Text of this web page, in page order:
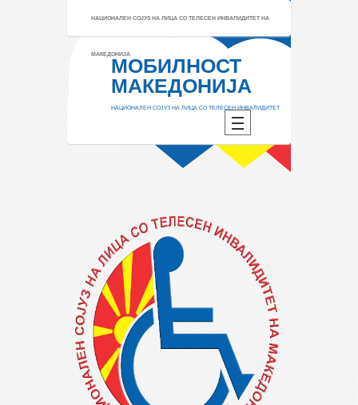
НАЦИОНАЛЕН СОЈУЗ НА ЛИЦА СО ТЕЛЕСЕН ИНВАЛИДИТЕТ НА
МАКЕДОНИЈА
МОБИЛНОСТ
МАКЕДОНИЈА
НАЦИОНАЛЕН СОЈУЗ НА ЛИЦА СО ТЕЛЕСЕН ИНВАЛИДИТЕТ